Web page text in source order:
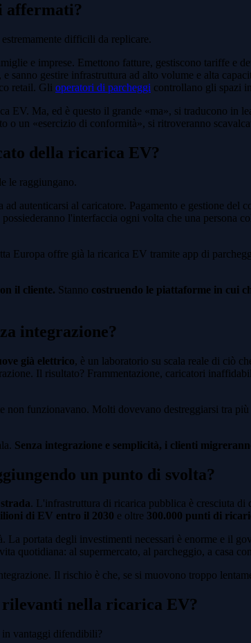
affermati?
difficili da replicare.
e imprese. Emettono fatture, gestiscono tariffe e
sanno gestire infrastruttura ad alto volume e alta
retail. Gli operatori di parcheggi controllano gli spazi
EV. Ma, ed è questo il grande «ma», si traducono in
o un «esercizio di conformità», si ritroveranno
della ricarica EV?
le raggiungano.
ad autenticarsi al caricatore. Pagamento e gestione
l'interfaccia ogni volta che una persona
Europa offre già la ricarica EV tramite app di
il cliente. Stanno costruendo le piattaforme in cui
integrazione?
già elettrico, è un laboratorio su scala reale di ciò
Il risultato? Frammentazione, caricatori
funzionavano. Molti dovevano destreggiarsi tra
Senza integrazione e semplicità, i clienti
un punto di svolta?
. L'infrastruttura di ricarica pubblica è cresciuta di
di EV entro il 2030 e oltre 300.000 punti di
portata degli investimenti necessari è enorme e il
quotidiana: al supermercato, al parcheggio, a casa
Il rischio è che, se si muovono troppo
nella ricarica EV?
in vantaggi difendibili?